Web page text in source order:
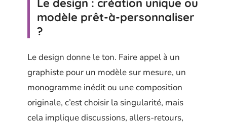
Le design : création unique ou
modèle prêt-à-personnaliser
?
Le design donne le ton. Faire appel à un
graphiste pour un modèle sur mesure, un
monogramme inédit ou une composition
originale, c’est choisir la singularité, mais
cela implique discussions, allers-retours,